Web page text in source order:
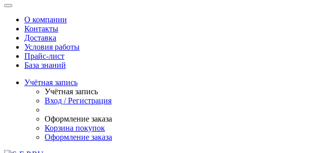
О компании
Контакты
Доставка
Условия работы
Прайс-лист
База знаний
Учётная запись
Учётная запись
Вход / Регистрация
Оформление заказа
Корзина покупок
Оформление заказа